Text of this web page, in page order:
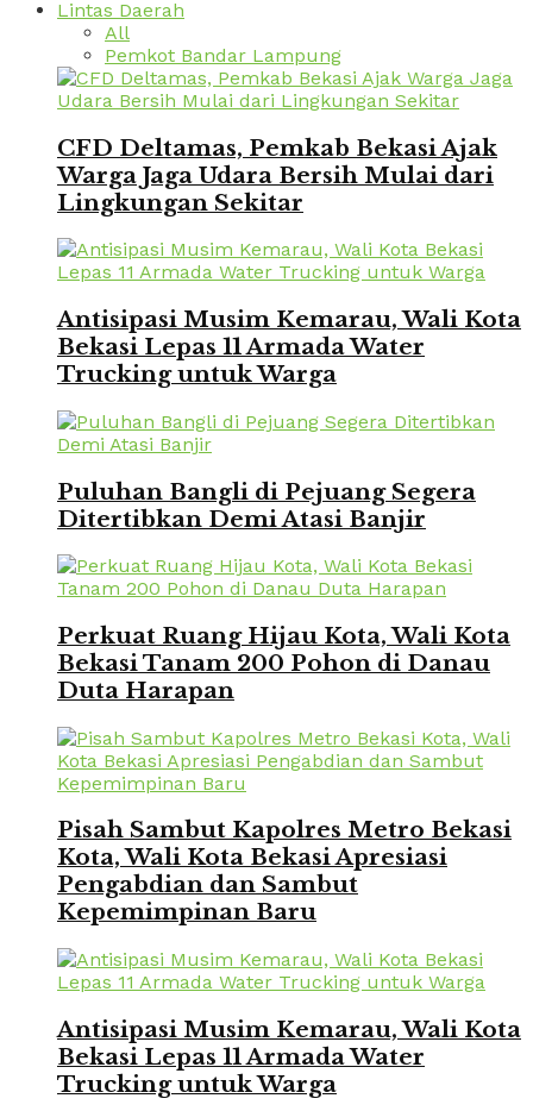
Lintas Daerah
All
Pemkot Bandar Lampung
CFD Deltamas, Pemkab Bekasi Ajak
Warga Jaga Udara Bersih Mulai dari
Lingkungan Sekitar
Antisipasi Musim Kemarau, Wali Kota
Bekasi Lepas 11 Armada Water
Trucking untuk Warga
Puluhan Bangli di Pejuang Segera
Ditertibkan Demi Atasi Banjir
Perkuat Ruang Hijau Kota, Wali Kota
Bekasi Tanam 200 Pohon di Danau
Duta Harapan
Pisah Sambut Kapolres Metro Bekasi
Kota, Wali Kota Bekasi Apresiasi
Pengabdian dan Sambut
Kepemimpinan Baru
Antisipasi Musim Kemarau, Wali Kota
Bekasi Lepas 11 Armada Water
Trucking untuk Warga